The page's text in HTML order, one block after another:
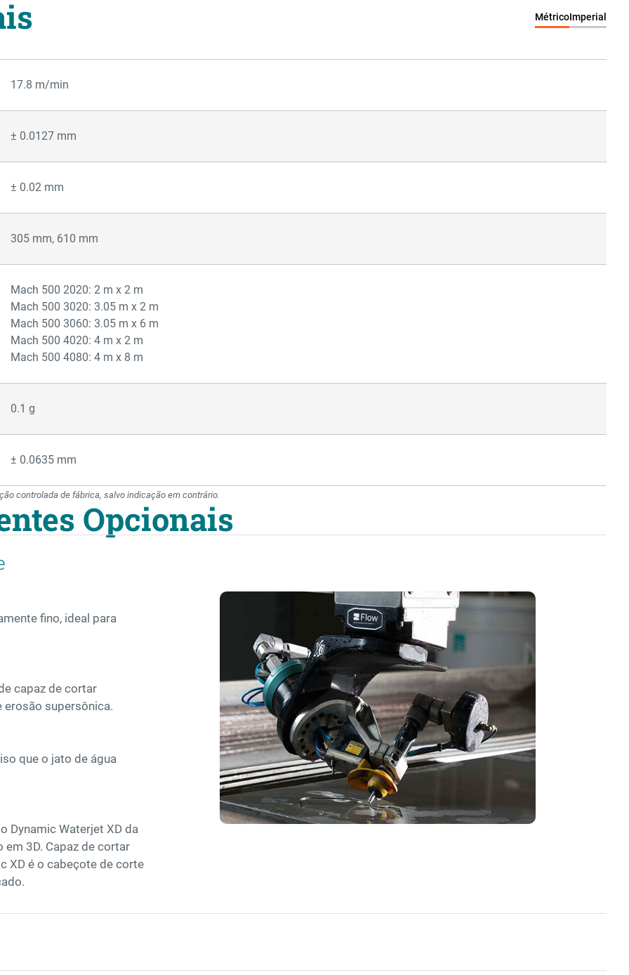
MétricoImperial
17.8 m/min
± 0.0127 mm
± 0.02 mm
305 mm, 610 mm
Mach 500 2020: 2 m x 2 m
Mach 500 3020: 3.05 m x 2 m
Mach 500 3060: 3.05 m x 6 m
Mach 500 4020: 4 m x 2 m
Mach 500 4080: 4 m x 8 m
0.1 g
± 0.0635 mm
controlada de fábrica, salvo indicação em contrário.
Opcionais
fino, ideal para
capaz de cortar
supersônica.
que o jato de água
Dynamic Waterjet XD da
3D. Capaz de cortar
XD é o cabeçote de corte